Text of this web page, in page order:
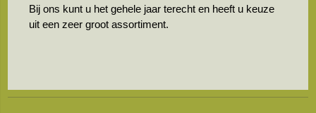
Bij ons kunt u het gehele jaar terecht en heeft u keuze
uit een zeer groot assortiment.